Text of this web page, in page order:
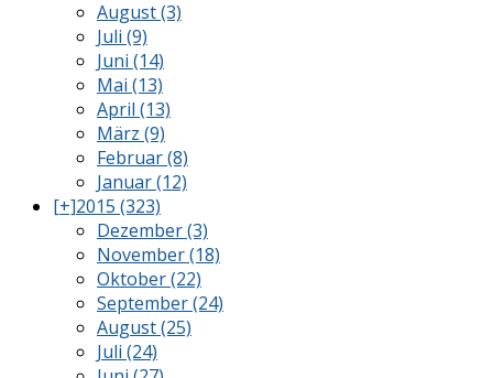
August (3)
Juli (9)
Juni (14)
Mai (13)
April (13)
März (9)
Februar (8)
Januar (12)
[+]2015 (323)
Dezember (3)
November (18)
Oktober (22)
September (24)
August (25)
Juli (24)